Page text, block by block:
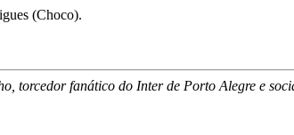
(Choco).
torcedor fanático do Inter de Porto Alegre e